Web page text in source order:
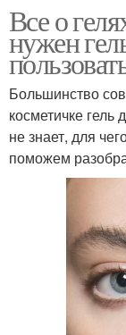
Все о
нужен
Большинство
косметичке гель
не знает, для
поможем